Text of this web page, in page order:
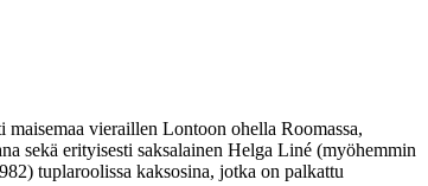
vieraillen Lontoon ohella Roomassa,
sekä erityisesti saksalainen Helga Liné (myöhemmin
tuplaroolissa kaksosina, jotka on palkattu